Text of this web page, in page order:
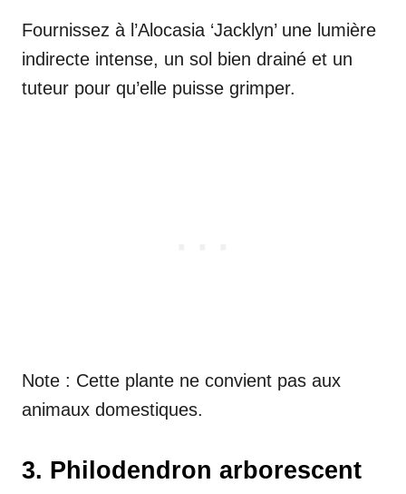
Fournissez à l’Alocasia ‘Jacklyn’ une lumière
indirecte intense, un sol bien drainé et un
tuteur pour qu’elle puisse grimper.
Note : Cette plante ne convient pas aux
animaux domestiques.
3. Philodendron arborescent